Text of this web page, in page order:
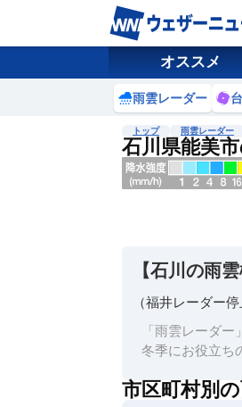
オススメ
雨雲レーダー
トップ 雨雲レーダー
石川県能美
【石川の雨
（福井レーダー
「雨雲レーダ
冬季にお役立ち
市区町村別